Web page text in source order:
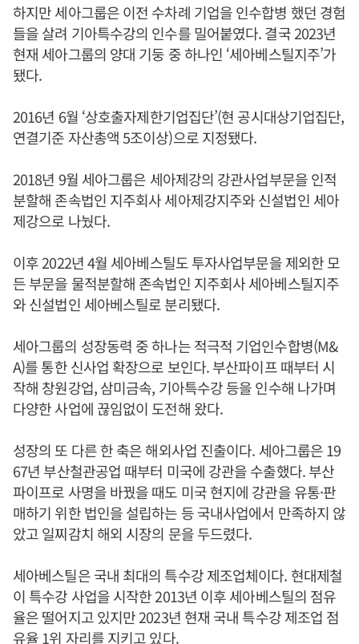
하지만 세아그룹은 이전 수차례 기업을 인수합병 했던 경험
들을 살려 기아특수강의 인수를 밀어붙였다. 결국 2023년
현재 세아그룹의 양대 기둥 중 하나인 ‘세아베스틸지주’가
됐다.
2016년 6월 ‘상호출자제한기업집단’(현 공시대상기업집단,
연결기준 자산총액 5조이상)으로 지정됐다.
2018년 9월 세아그룹은 세아제강의 강관사업부문을 인적
분할해 존속법인 지주회사 세아제강지주와 신설법인 세아
제강으로 나눴다.
이후 2022년 4월 세아베스틸도 투자사업부문을 제외한 모
든 부문을 물적분할해 존속법인 지주회사 세아베스틸지주
와 신설법인 세아베스틸로 분리됐다.
세아그룹의 성장동력 중 하나는 적극적 기업인수합병(M&
A)를 통한 신사업 확장으로 보인다. 부산파이프 때부터 시
작해 창원강업, 삼미금속, 기아특수강 등을 인수해 나가며
다양한 사업에 끊임없이 도전해 왔다.
성장의 또 다른 한 축은 해외사업 진출이다. 세아그룹은 19
67년 부산철관공업 때부터 미국에 강관을 수출했다. 부산
파이프로 사명을 바꿨을 때도 미국 현지에 강관을 유통·판
매하기 위한 법인을 설립하는 등 국내사업에서 만족하지 않
았고 일찌감치 해외 시장의 문을 두드렸다.
세아베스틸은 국내 최대의 특수강 제조업체이다. 현대제철
이 특수강 사업을 시작한 2013년 이후 세아베스틸의 점유
율은 떨어지고 있지만 2023년 현재 국내 특수강 제조업 점
유율 1위 자리를 지키고 있다.